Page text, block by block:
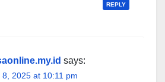
REPLY
says:
8, 2025 at 10:11 pm